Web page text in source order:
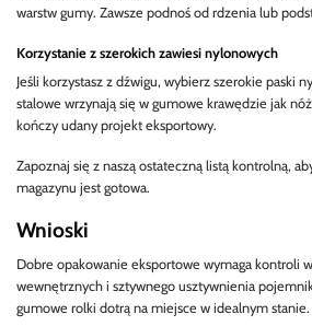
warstw gumy. Zawsze podnoś od rdzenia lub
Korzystanie z szerokich zawiesi nylonowych
Jeśli korzystasz z dźwigu, wybierz szerokie paski
stalowe wrzynają się w gumowe krawędzie jak
kończy udany projekt eksportowy.
Zapoznaj się z naszą ostateczną listą kontrolną,
magazynu jest gotowa.
Wnioski
Dobre opakowanie eksportowe wymaga kontroli
wewnętrznych i sztywnego usztywnienia
gumowe rolki dotrą na miejsce w idealnym stanie.